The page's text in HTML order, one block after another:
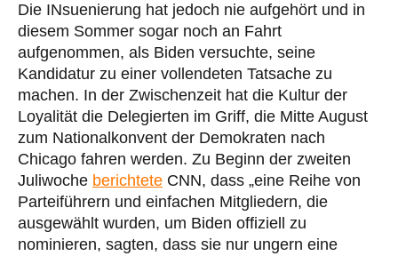
Die INsuenierung hat jedoch nie aufgehört und in
diesem Sommer sogar noch an Fahrt
aufgenommen, als Biden versuchte, seine
Kandidatur zu einer vollendeten Tatsache zu
machen. In der Zwischenzeit hat die Kultur der
Loyalität die Delegierten im Griff, die Mitte August
zum Nationalkonvent der Demokraten nach
Chicago fahren werden. Zu Beginn der zweiten
Juliwoche berichtete CNN, dass „eine Reihe von
Parteiführern und einfachen Mitgliedern, die
ausgewählt wurden, um Biden offiziell zu
nominieren, sagten, dass sie nur ungern eine